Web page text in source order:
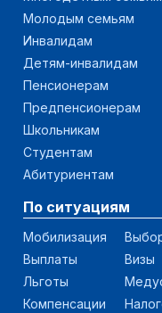
Молодым семьям
Инвалидам
Детям-инвалидам
Пенсионерам
Предпенсионерам
Школьникам
Студентам
Абитуриентам
По ситуациям
Мобилизация
Выплаты
Льготы
Компенсации
Визы